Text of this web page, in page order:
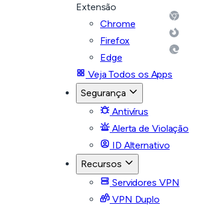
Extensão
Chrome
Firefox
Edge
Veja Todos os Apps
Segurança
Antivírus
Alerta de Violação
ID Alternativo
Recursos
Servidores VPN
VPN Duplo